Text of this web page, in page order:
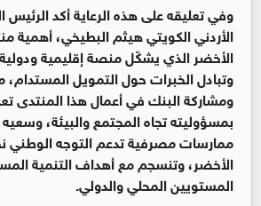
وفي تعليقه على هذه الرعاية أكد الرئيس
الأردني الكويتيهيثم البطيخي، أهمية
الأخضر الذي يشكّل منصة إقليمية ودولية
وتبادل الخبرات حول التمويل المستدام،
ومشاركة البنك في أعمال هذا المنتدى
بمسؤوليته تجاه المجتمع والبيئة،
ممارسات مصرفية تدعم التوجه الوطني
الأخضر، وتنسجم مع أهداف التنمية
المستويين المحلي والدولي.